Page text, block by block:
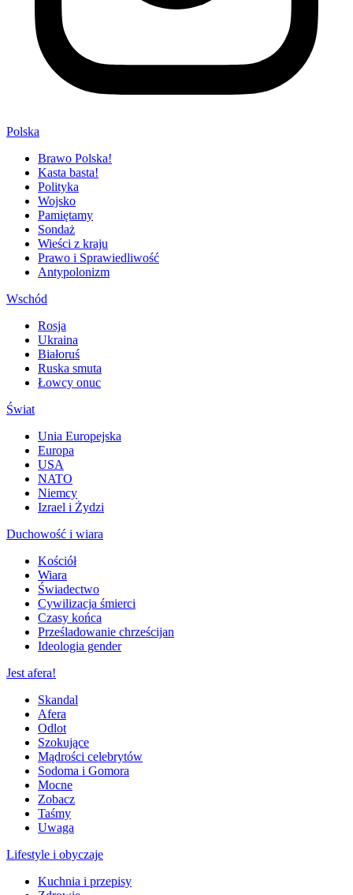
Polska
Brawo Polska!
Kasta basta!
Polityka
Wojsko
Pamiętamy
Sondaż
Wieści z kraju
Prawo i Sprawiedliwość
Antypolonizm
Wschód
Rosja
Ukraina
Białoruś
Ruska smuta
Łowcy onuc
Świat
Unia Europejska
Europa
USA
NATO
Niemcy
Izrael i Żydzi
Duchowość i wiara
Kościół
Wiara
Świadectwo
Cywilizacja śmierci
Czasy końca
Prześladowanie chrześcijan
Ideologia gender
Jest afera!
Skandal
Afera
Odlot
Szokujące
Mądrości celebrytów
Sodoma i Gomora
Mocne
Zobacz
Taśmy
Uwaga
Lifestyle i obyczaje
Kuchnia i przepisy